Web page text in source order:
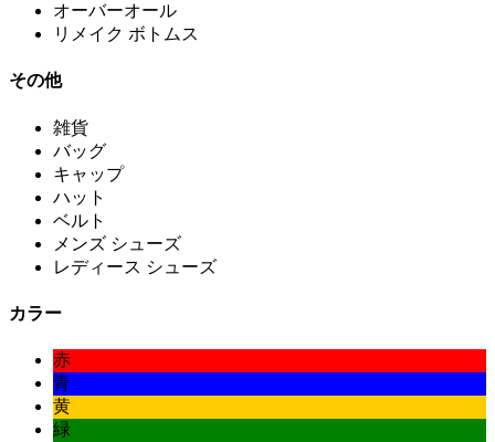
オーバーオール
リメイク ボトムス
その他
雑貨
バッグ
キャップ
ハット
ベルト
メンズ シューズ
レディース シューズ
カラー
赤
青
黄
緑